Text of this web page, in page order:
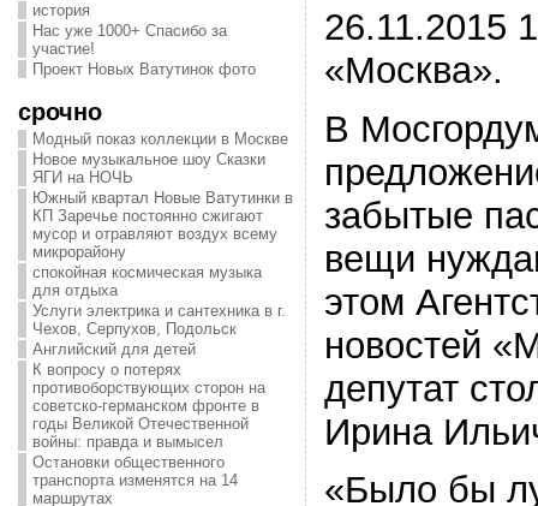
история
Нас уже 1000+ Спасибо за
участие!
Проект Новых Ватутинок фото
срочно
Модный показ коллекции в Москве
Новое музыкальное шоу Сказки
ЯГИ на НОЧЬ
Южный квартал Новые Ватутинки в
КП Заречье постоянно сжигают
мусор и отравляют воздух всему
микрорайону
спокойная космическая музыка
для отдыха
Услуги электрика и сантехника в г.
Чехов, Серпухов, Подольск
Английский для детей
К вопросу о потерях
противоборствующих сторон на
советско-германском фронте в
годы Великой Отечественной
войны: правда и вымысел
Остановки общественного
транспорта изменятся на 14
маршрутах
26.11.2015
«Москва».
В
забытые
вещи
этом
новостей
депутат
Ирина
«Было бы